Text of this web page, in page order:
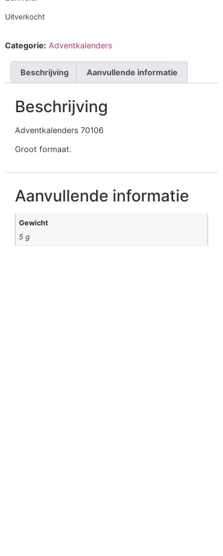
Uitverkocht
Categorie: Adventkalenders
Beschrijving Aanvullende informatie
Beschrijving
Adventkalenders 70106
Groot formaat.
Aanvullende informatie
Gewicht
5 g